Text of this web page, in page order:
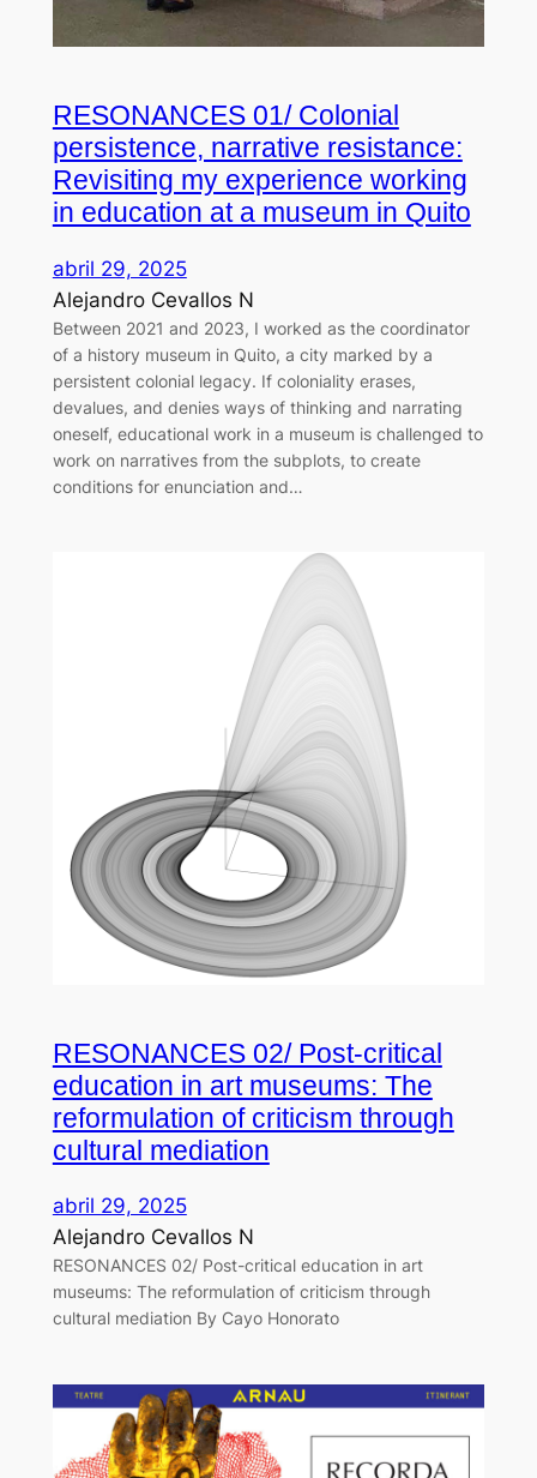
RESONANCES 01/ Colonial
persistence, narrative resistance:
Revisiting my experience working
in education at a museum in Quito
abril 29, 2025
Alejandro Cevallos N
Between 2021 and 2023, I worked as the coordinator
of a history museum in Quito, a city marked by a
persistent colonial legacy. If coloniality erases,
devalues, and denies ways of thinking and narrating
oneself, educational work in a museum is challenged to
work on narratives from the subplots, to create
conditions for enunciation and…
RESONANCES 02/ Post-critical
education in art museums: The
reformulation of criticism through
cultural mediation
abril 29, 2025
Alejandro Cevallos N
RESONANCES 02/ Post-critical education in art
museums: The reformulation of criticism through
cultural mediation By Cayo Honorato